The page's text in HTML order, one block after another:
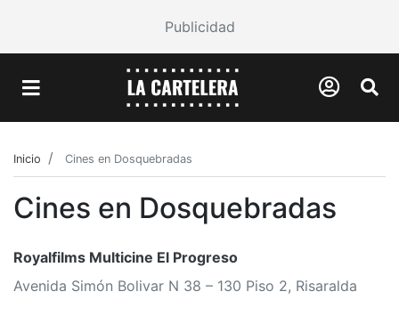
Publicidad
Inicio Cines en Dosquebradas
Cines en Dosquebradas
Royalfilms Multicine El Progreso
Avenida Simón Bolivar N 38 – 130 Piso 2, Risaralda